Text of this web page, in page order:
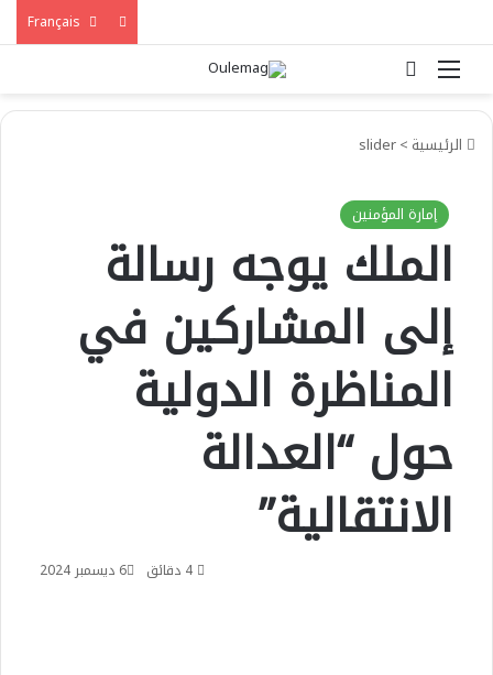
القائمة
الرئيسية >
slider
إمارة المؤمنين
الملك يوجه رسالة
إلى المشاركين في
المناظرة الدولية
حول “العدالة
الانتقالية”
6 ديسمبر 2024